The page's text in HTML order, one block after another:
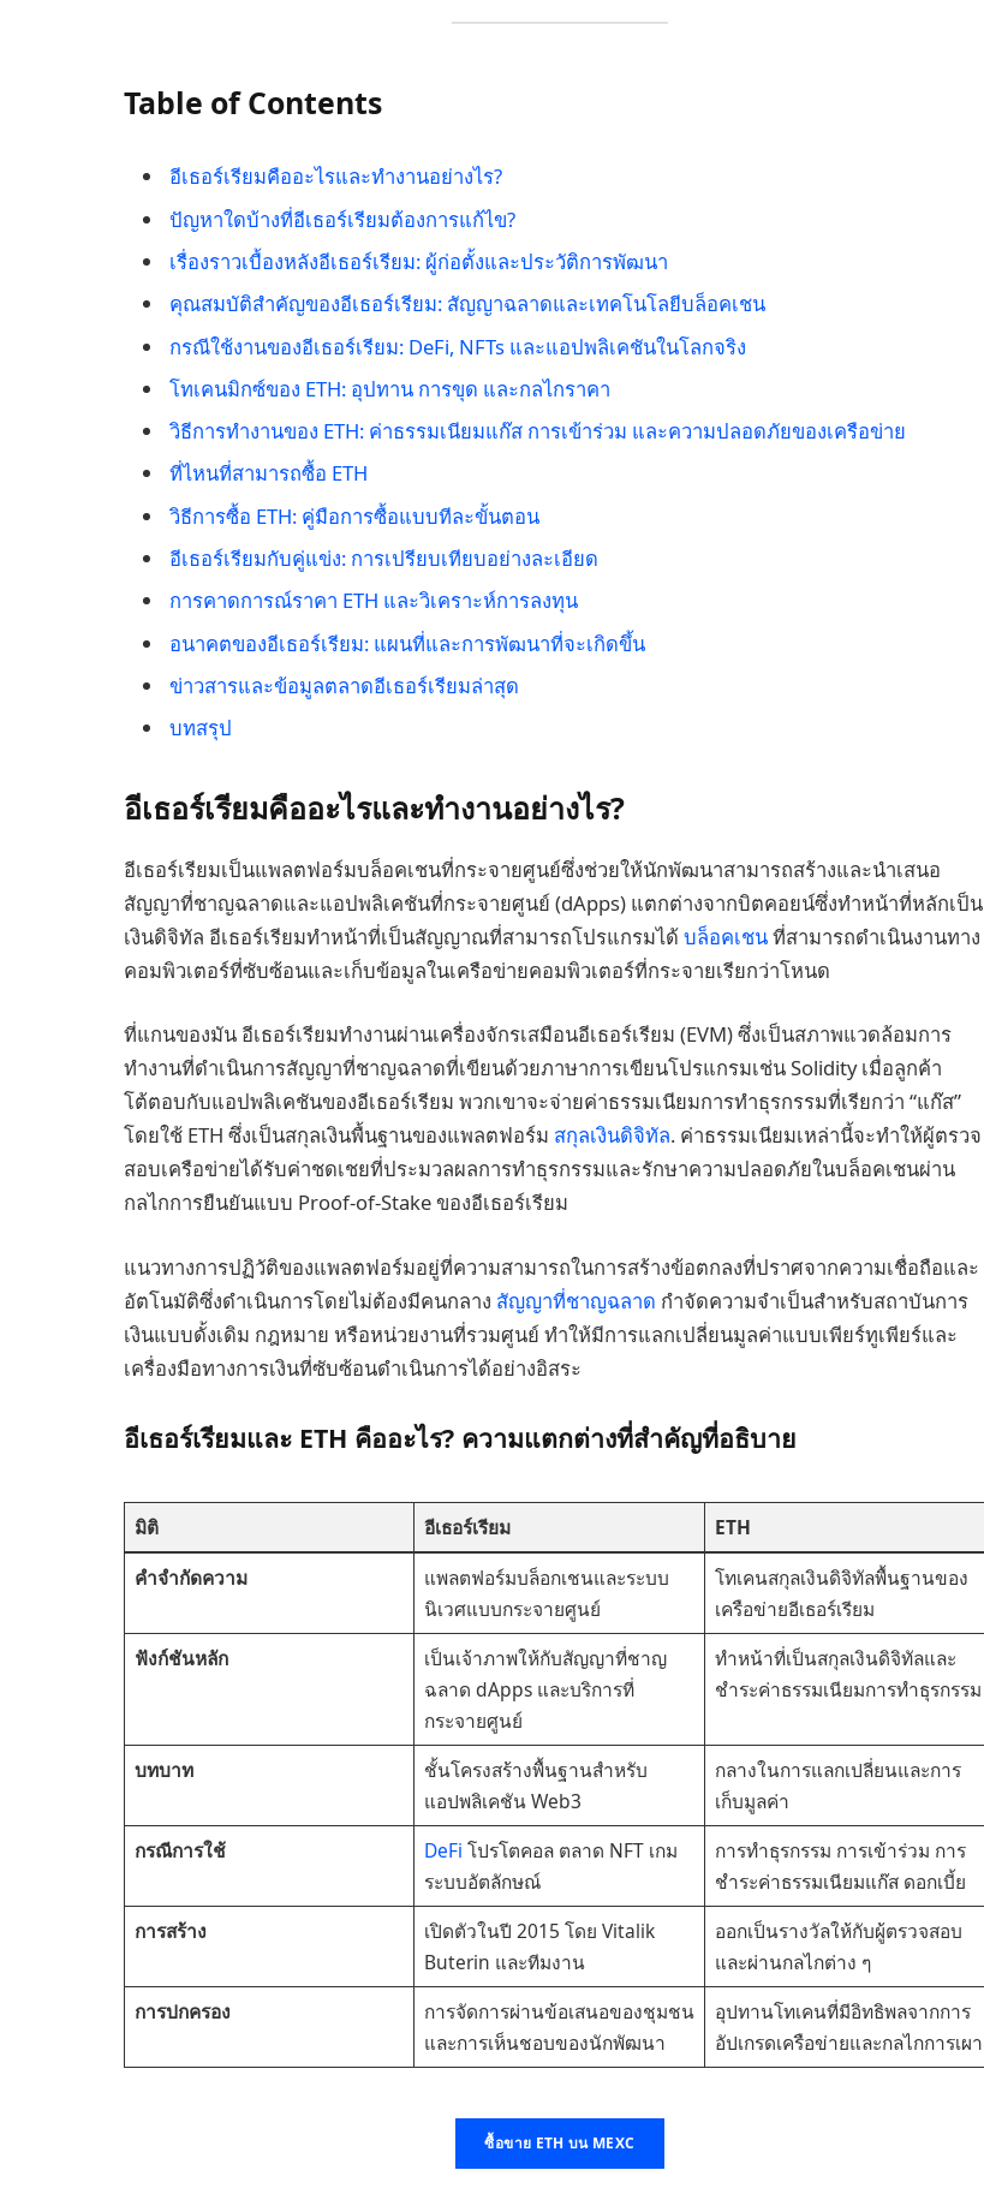
Table of Contents
อีเธอร์เรียมคืออะไรและทำงานอย่างไร?
ปัญหาใดบ้างที่อีเธอร์เรียมต้องการแก้ไข?
เรื่องราวเบื้องหลังอีเธอร์เรียม: ผู้ก่อตั้งและประวัติการพัฒนา
คุณสมบัติสำคัญของอีเธอร์เรียม: สัญญาฉลาดและเทคโนโลยีบล็อคเชน
กรณีใช้งานของอีเธอร์เรียม: DeFi, NFTs และแอปพลิเคชันในโลกจริง
โทเคนมิกซ์ของ ETH: อุปทาน การขุด และกลไกราคา
วิธีการทำงานของ ETH: ค่าธรรมเนียมแก๊ส การเข้าร่วม และความปลอดภัยของเครือข่าย
ที่ไหนที่สามารถซื้อ ETH
วิธีการซื้อ ETH: คู่มือการซื้อแบบทีละขั้นตอน
อีเธอร์เรียมกับคู่แข่ง: การเปรียบเทียบอย่างละเอียด
การคาดการณ์ราคา ETH และวิเคราะห์การลงทุน
อนาคตของอีเธอร์เรียม: แผนที่และการพัฒนาที่จะเกิดขึ้น
ข่าวสารและข้อมูลตลาดอีเธอร์เรียมล่าสุด
บทสรุป
อีเธอร์เรียมคืออะไรและทำงานอย่างไร?
อีเธอร์เรียมเป็นแพลตฟอร์มบล็อคเชนที่กระจายศูนย์ซึ่งช่วยให้นักพัฒนาสามารถสร้างและนำเสนอ
สัญญาที่ชาญฉลาดและแอปพลิเคชันที่กระจายศูนย์ (dApps) แตกต่างจากบิตคอยน์ซึ่งทำหน้าที่หลักเป็น
เงินดิจิทัล อีเธอร์เรียมทำหน้าที่เป็นสัญญาณที่สามารถโปรแกรมได้บล็อคเชนที่สามารถดำเนินงานทาง
คอมพิวเตอร์ที่ซับซ้อนและเก็บข้อมูลในเครือข่ายคอมพิวเตอร์ที่กระจายเรียกว่าโหนด
ที่แกนของมัน อีเธอร์เรียมทำงานผ่านเครื่องจักรเสมือนอีเธอร์เรียม (EVM) ซึ่งเป็นสภาพแวดล้อมการ
ทำงานที่ดำเนินการสัญญาที่ชาญฉลาดที่เขียนด้วยภาษาการเขียนโปรแกรมเช่น Solidity เมื่อลูกค้า
โต้ตอบกับแอปพลิเคชันของอีเธอร์เรียม พวกเขาจะจ่ายค่าธรรมเนียมการทำธุรกรรมที่เรียกว่า “แก๊ส”
โดยใช้ ETH ซึ่งเป็นสกุลเงินพื้นฐานของแพลตฟอร์ม สกุลเงินดิจิทัล. ค่าธรรมเนียมเหล่านี้จะทำให้ผู้ตรวจ
สอบเครือข่ายได้รับค่าชดเชยที่ประมวลผลการทำธุรกรรมและรักษาความปลอดภัยในบล็อคเชนผ่าน
กลไกการยืนยันแบบ Proof-of-Stake ของอีเธอร์เรียม
แนวทางการปฏิวัติของแพลตฟอร์มอยู่ที่ความสามารถในการสร้างข้อตกลงที่ปราศจากความเชื่อถือและ
อัตโนมัติซึ่งดำเนินการโดยไม่ต้องมีคนกลาง สัญญาที่ชาญฉลาด กำจัดความจำเป็นสำหรับสถาบันการ
เงินแบบดั้งเดิม กฎหมาย หรือหน่วยงานที่รวมศูนย์ ทำให้มีการแลกเปลี่ยนมูลค่าแบบเพียร์ทูเพียร์และ
เครื่องมือทางการเงินที่ซับซ้อนดำเนินการได้อย่างอิสระ
อีเธอร์เรียมและ ETH คืออะไร? ความแตกต่างที่สำคัญที่อธิบาย
มิติ อีเธอร์เรียม
ETH
คำจำกัดความ
แพลตฟอร์มบล็อกเชนและระบบ
นิเวศแบบกระจายศูนย์
โทเคนสกุลเงินดิจิทัลพื้นฐานของ
เครือข่ายอีเธอร์เรียม
ฟังก์ชันหลัก
เป็นเจ้าภาพให้กับสัญญาที่ชาญ
ฉลาด dApps และบริการที่
กระจายศูนย์
ทำหน้าที่เป็นสกุลเงินดิจิทัลและ
ชำระค่าธรรมเนียมการทำธุรกรรม
บทบาท
ชั้นโครงสร้างพื้นฐานสำหรับ
แอปพลิเคชัน Web3
กลางในการแลกเปลี่ยนและการ
เก็บมูลค่า
กรณีการใช้
DeFi โปรโตคอล ตลาด NFT เกม
ระบบอัตลักษณ์
การทำธุรกรรม การเข้าร่วม การ
ชำระค่าธรรมเนียมแก๊ส ดอกเบี้ย
การสร้าง
เปิดตัวในปี 2015 โดย Vitalik
Buterin และทีมงาน
ออกเป็นรางวัลให้กับผู้ตรวจสอบ
และผ่านกลไกต่าง ๆ
การปกครอง
การจัดการผ่านข้อเสนอของชุมชน
และการเห็นชอบของนักพัฒนา
อุปทานโทเคนที่มีอิทธิพลจากการ
อัปเกรดเครือข่ายและกลไกการเผา
ซื้อขาย ETH บน MEXC